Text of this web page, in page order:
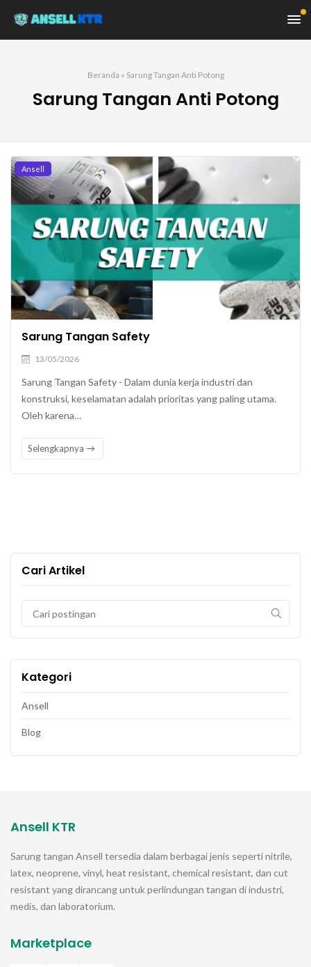
Beranda » Sarung Tangan Anti Potong
Sarung Tangan Anti Potong
Ansell
Sarung Tangan Safety
13/05/2026
Sarung Tangan Safety - Dalam dunia kerja industri dan
konstruksi, keselamatan adalah prioritas yang paling utama.
Oleh karena…
Selengkapnya
Cari Artikel
Kategori
Ansell
Blog
Ansell KTR
Sarung tangan Ansell tersedia dalam berbagai jenis seperti nitrile,
latex, neoprene, vinyl, heat resistant, chemical resistant, dan cut
resistant yang dirancang untuk perlindungan tangan di industri,
medis, dan laboratorium.
Marketplace